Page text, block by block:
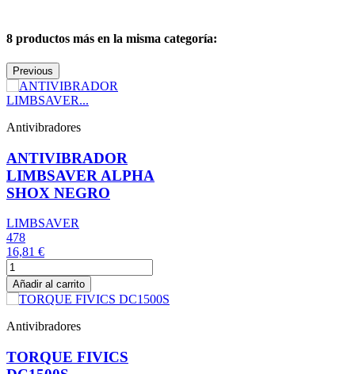
8 productos más en la misma categoría:
Previous
Antivibradores
ANTIVIBRADOR
LIMBSAVER ALPHA
SHOX NEGRO
LIMBSAVER
478
16,81 €
Añadir al carrito
Antivibradores
TORQUE FIVICS